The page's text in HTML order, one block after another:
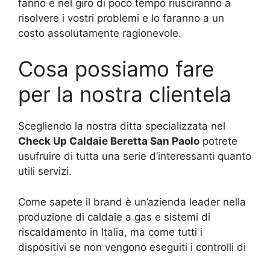
fanno e nel giro di poco tempo riusciranno a
risolvere i vostri problemi e lo faranno a un
costo assolutamente ragionevole.
Cosa possiamo fare
per la nostra clientela
Scegliendo la nostra ditta specializzata nel
Check Up Caldaie Beretta San Paolo potrete
usufruire di tutta una serie d’interessanti quanto
utili servizi.
Come sapete il brand è un’azienda leader nella
produzione di caldaie a gas e sistemi di
riscaldamento in Italia, ma come tutti i
dispositivi se non vengono eseguiti i controlli di